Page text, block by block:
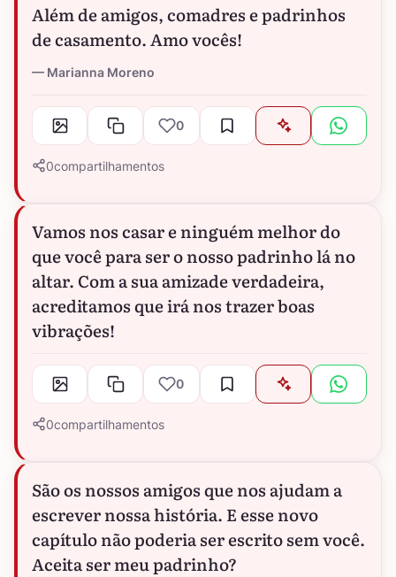
Além de amigos, comadres e padrinhos
de casamento. Amo vocês!
Marianna Moreno
0
0compartilhamentos
Vamos nos casar e ninguém melhor do
que você para ser o nosso padrinho lá no
altar. Com a sua amizade verdadeira,
acreditamos que irá nos trazer boas
vibrações!
0
0compartilhamentos
São os nossos amigos que nos ajudam a
escrever nossa história. E esse novo
capítulo não poderia ser escrito sem você.
Aceita ser meu padrinho?